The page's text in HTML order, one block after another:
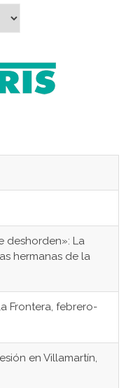
deshorden»: La
hermanas de la
Frontera, febrero-
en Villamartín,